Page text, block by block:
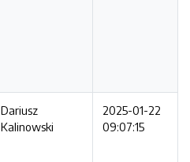
Dariusz
Kalinowski
2025-01-22
09:07:15